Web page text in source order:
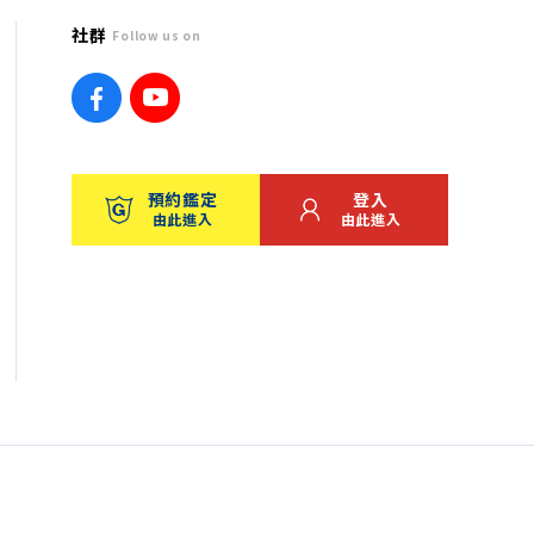
社群 Follow us on
預約鑑定
由此進入
登入
由此進入